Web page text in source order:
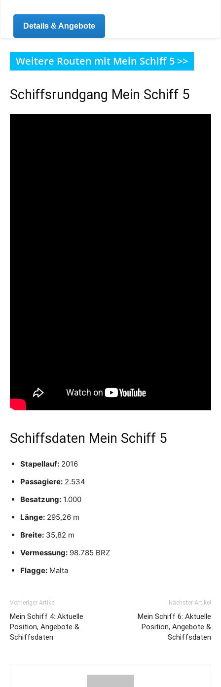
Details & Angebote
Weitere Routen mit Mein Schiff 5 >>
Schiffsrundgang Mein Schiff 5
Schiffsdaten Mein Schiff 5
Stapellauf: 2016
Passagiere: 2.534
Besatzung: 1.000
Länge: 295,26 m
Breite: 35,82 m
Vermessung: 98.785 BRZ
Flagge: Malta
Vorheriger Artikel
Mein Schiff 4: Aktuelle
Position, Angebote &
Schiffsdaten
Nächster Artikel
Mein Schiff 6: Aktuelle
Position, Angebote &
Schiffsdaten